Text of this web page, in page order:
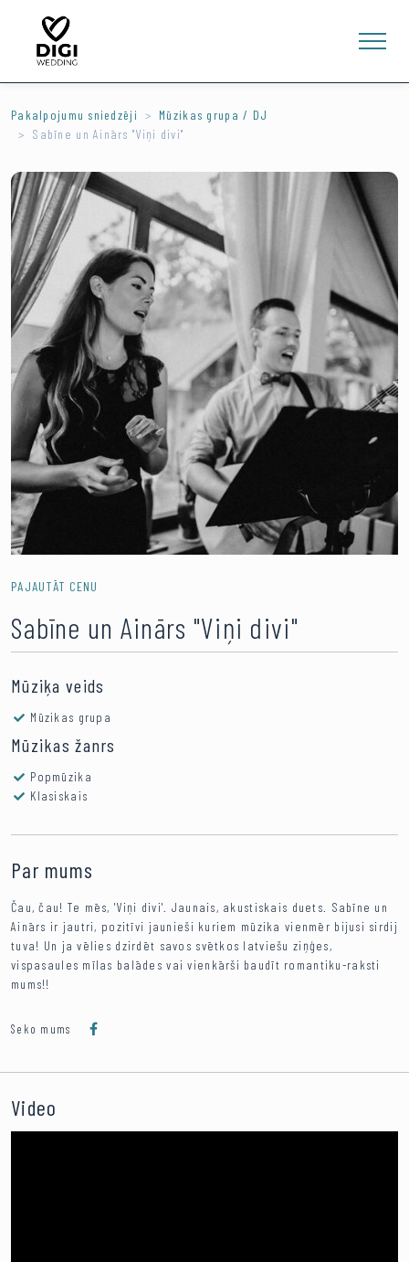
E-VEIKALS
LV EN RU Ienākt
Pakalpojumu sniedzēji
Mūzikas grupa / DJ
Sabīne un Ainārs "Viņi divi"
PAJAUTĀT CENU
Sabīne un Ainārs "Viņi divi"
Mūziķa veids
Mūzikas grupa
Mūzikas žanrs
Popmūzika
Klasiskais
Par mums
Čau, čau! Te mēs, 'Viņi divi'. Jaunais, akustiskais duets. Sabīne un
Ainārs ir jautri, pozitīvi jaunieši kuriem mūzika vienmēr bijusi sirdij
tuva! Un ja vēlies dzirdēt savos svētkos latviešu ziņģes,
vispasaules mīlas balādes vai vienkārši baudīt romantiku-raksti
mums!!
Seko mums
Video